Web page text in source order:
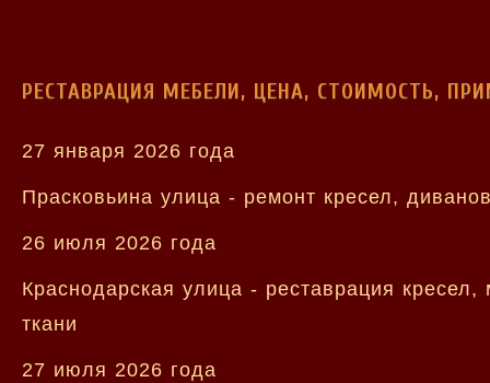
РЕСТАВРАЦИЯ МЕБЕЛИ, ЦЕНА, СТОИМОСТЬ,
27 января 2026 года
Прасковьина улица - ремонт кресел,
26 июля 2026 года
Краснодарская улица - реставрация
ткани
27 июля 2026 года